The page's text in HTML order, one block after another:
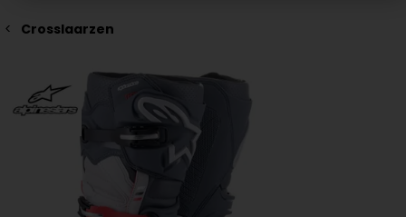
Crosslaarzen